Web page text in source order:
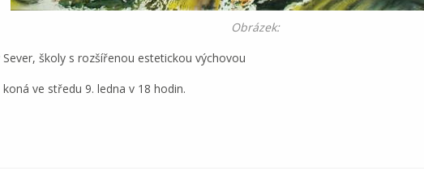
Obrázek:
školy s rozšířenou estetickou výchovou
ve středu 9. ledna v 18 hodin.